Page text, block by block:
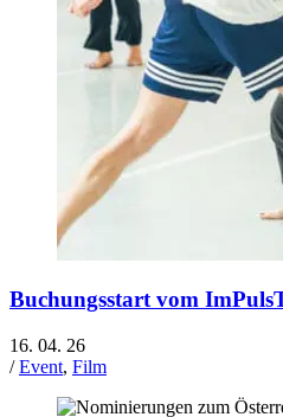
Buchungsstart vom
16. 04. 26
/Event, Film